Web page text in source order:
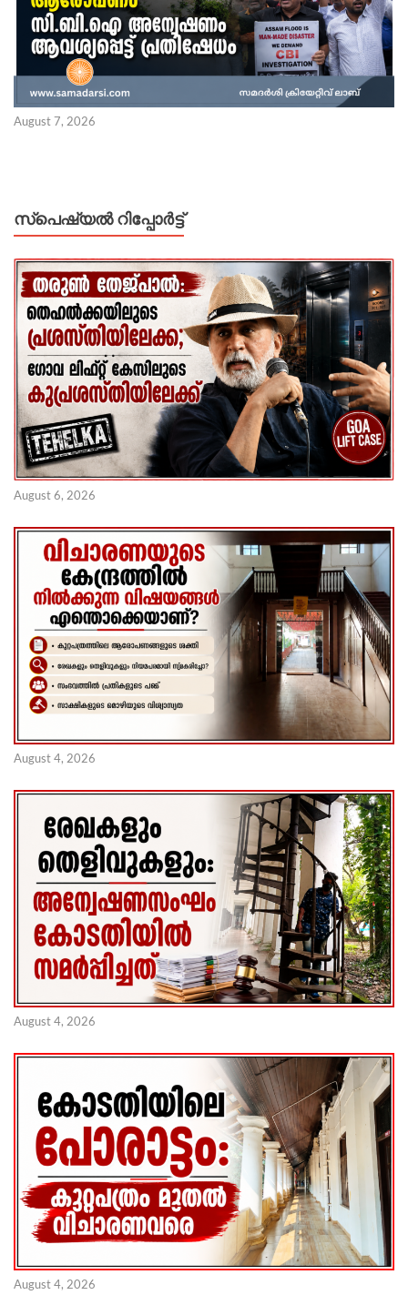
August 7, 2026
സ്പെഷ്യൽ റിപ്പോര്‍ട്ട്
August 6, 2026
August 4, 2026
August 4, 2026
August 4, 2026